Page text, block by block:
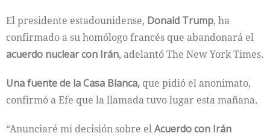
El presidente estadounidense, Donald Trump, ha
confirmado a su homólogo francés que abandonará el
acuerdo nuclear con Irán, adelantó The New York Times.
Una fuente de la Casa Blanca, que pidió el anonimato,
confirmó a Efe que la llamada tuvo lugar esta mañana.
“Anunciaré mi decisión sobre elAcuerdo con Irán